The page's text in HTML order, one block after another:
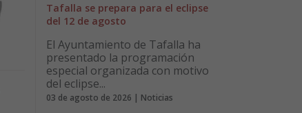
Tafalla se prepara para el eclipse
del 12 de agosto
El Ayuntamiento de Tafalla ha
presentado la programación
especial organizada con motivo
del eclipse...
03 de agosto de 2026 | Noticias